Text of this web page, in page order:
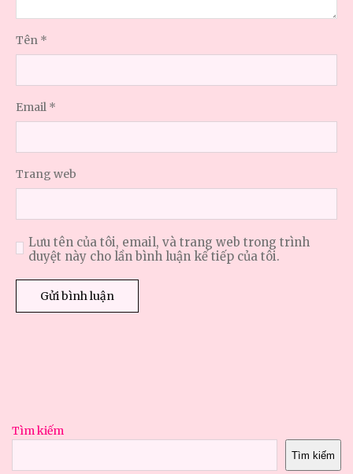
Tên *
Email *
Trang web
Lưu tên của tôi, email, và trang web trong trình
duyệt này cho lần bình luận kế tiếp của tôi.
Tìm kiếm
Tìm kiếm